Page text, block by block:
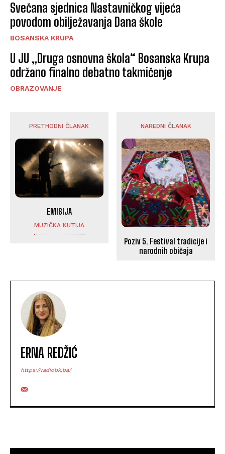
Svečana sjednica Nastavničkog vijeća
povodom obilježavanja Dana škole
BOSANSKA KRUPA
U JU „Druga osnovna škola“ Bosanska Krupa
održano finalno debatno takmičenje
OBRAZOVANJE
PRETHODNI ČLANAK
EMISIJA
MUZIČKA KUTIJA
NAREDNI ČLANAK
Poziv 5. Festival tradicije i
narodnih običaja
ERNA REDŽIĆ
https://radiobk.ba/